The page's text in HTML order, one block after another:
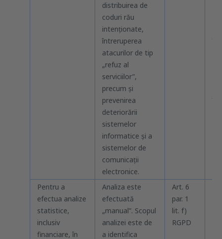
distribuirea de
coduri rău
intenționate,
întreruperea
atacurilor de tip
„refuz al
serviciilor”,
precum și
prevenirea
deteriorării
sistemelor
informatice și a
sistemelor de
comunicații
electronice.
Pentru a
efectua analize
statistice,
inclusiv
financiare, în
Analiza este
efectuată
„manual”. Scopul
analizei este de
a identifica
Art. 6
par. 1
lit. f)
RGPD